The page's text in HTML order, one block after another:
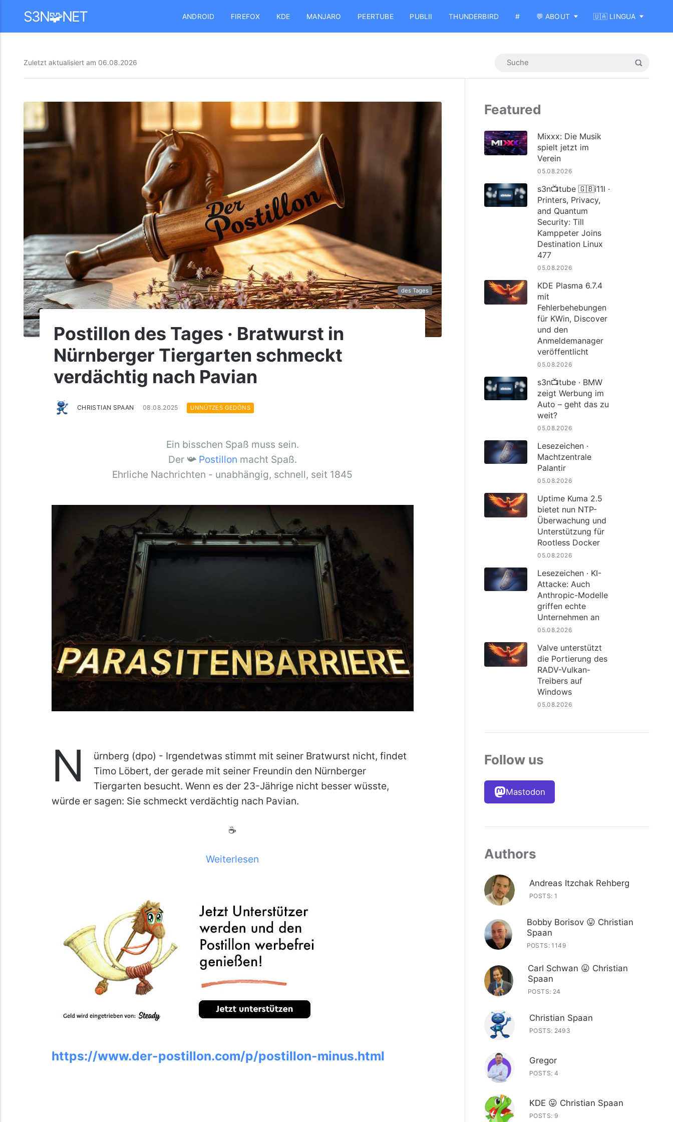
S3N🧩NET ANDROID FIREFOX KDE MANJARO PEERTUBE PUBLII THUNDERBIRD # 💬 ABOUT 🇺🇦 LINGUA
Zuletzt aktualisiert am 06.08.2026
des Tages
Postillon des Tages · Bratwurst in
Nürnberger Tiergarten schmeckt
verdächtig nach Pavian
CHRISTIAN SPAAN 08.08.2025 UNNÜTZES GEDÖNS
Ein bisschen Spaß muss sein.
Der 📯 Postillon macht Spaß.
Ehrliche Nachrichten - unabhängig, schnell, seit 1845
N
ürnberg (dpo) - Irgendetwas stimmt mit seiner Bratwurst nicht, findet
Timo Löbert, der gerade mit seiner Freundin den Nürnberger
Tiergarten besucht. Wenn es der 23-Jährige nicht besser wüsste,
würde er sagen: Sie schmeckt verdächtig nach Pavian.
☕
Weiterlesen
https://www.der-postillon.com/p/postillon-minus.html
Featured
Mixxx: Die Musik
spielt jetzt im
Verein
05.08.2026
s3n📺tube 🇬🇧i11l ·
Printers, Privacy,
and Quantum
Security: Till
Kamppeter Joins
Destination Linux
477
05.08.2026
KDE Plasma 6.7.4
mit
Fehlerbehebungen
für KWin, Discover
und den
Anmeldemanager
veröffentlicht
05.08.2026
s3n📺tube · BMW
zeigt Werbung im
Auto – geht das zu
weit?
05.08.2026
Lesezeichen ·
Machtzentrale
Palantir
05.08.2026
Uptime Kuma 2.5
bietet nun NTP-
Überwachung und
Unterstützung für
Rootless Docker
05.08.2026
Lesezeichen · KI-
Attacke: Auch
Anthropic-Modelle
griffen echte
Unternehmen an
05.08.2026
Valve unterstützt
die Portierung des
RADV-Vulkan-
Treibers auf
Windows
05.08.2026
Follow us
Mastodon
Authors
Andreas Itzchak Rehberg
POSTS: 1
Bobby Borisov 😛 Christian
Spaan
POSTS: 1149
Carl Schwan 😛 Christian
Spaan
POSTS: 24
Christian Spaan
POSTS: 2493
Gregor
POSTS: 4
KDE 😛 Christian Spaan
POSTS: 9